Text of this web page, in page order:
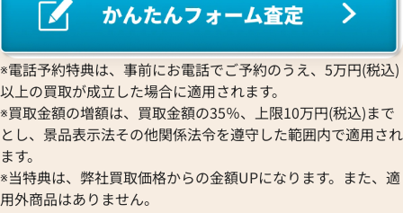
※電話予約特典は、事前にお電話でご予約のうえ、5万円(税込)
以上の買取が成立した場合に適用されます。
※買取金額の増額は、買取金額の35％、上限10万円(税込)まで
とし、景品表示法その他関係法令を遵守した範囲内で適用され
ます。
※当特典は、弊社買取価格からの金額UPになります。また、適
用外商品はありません。